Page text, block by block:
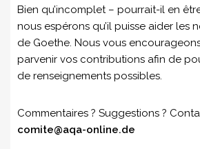
Bien qu’incomplet – pourrait-il en
nous espérons qu’il puisse aider les
de Goethe. Nous vous
parvenir vos contributions afin de
de renseignements possibles.
Commentaires ? Suggestions ?
comite@aqa-online.de